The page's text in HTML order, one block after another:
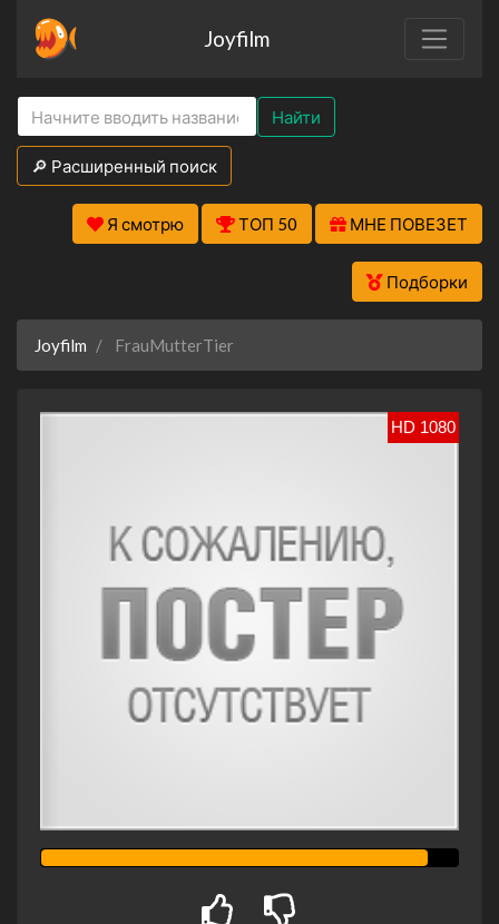
Joyfilm
Найти
🔎 Расширенный поиск
Я смотрю ТОП 50 МНЕ ПОВЕЗЕТ
Подборки
Joyfilm FrauMutterTier
HD 1080